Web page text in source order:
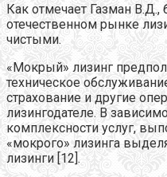
Как отмечает Газман В.Д.,
отечественном рынке
чистыми.
«Мокрый» лизинг
техническое
страхование и другие
лизингодателе. В
комплексности услуг,
«мокрого» лизинга
лизинги [12].